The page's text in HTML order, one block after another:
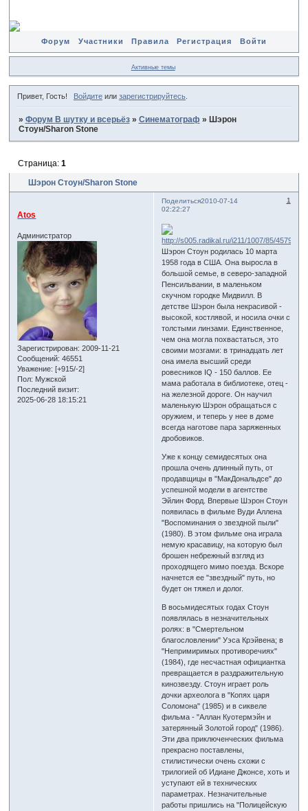
Форум Участники Правила Регистрация Войти
Активные темы
Привет, Гость! Войдитеили зарегистрируйтесь.
» Форум В шутку и всерьёз » Синематограф » Шэрон
Стоун/Sharon Stone
Шэрон Стоун/Sharon Stone
Страница: 1
Поделиться 1
2010-07-14
02:22:27
Atos
Администратор
Зарегистрирован: 2009-11-21
Сообщений: 46551
Уважение: [+915/-2]
Пол: Мужской
Последний визит:
2025-06-28 18:15:21
Шэрон Стоун родилась 10 марта
1958 года в США. Она выросла в
большой семье, в северо-западной
Пенсильвании, в маленьком
скучном городке Мидвилл. В
детстве Шэрон была некрасивой -
высокой, костлявой, и носила очки с
толстыми линзами. Единственное,
чем она могла похвастаться, это
своими мозгами: в тринадцать лет
она имела высший среди
ровесников IQ - 150 баллов. Ее
мама работала в библиотеке, отец -
на железной дороге. Он научил
маленькую Шэрон обращаться с
оружием, и теперь у нее в доме
всегда наготове пара заряженных
дробовиков.
Уже к концу семидесятых она
прошла очень длинный путь, от
продавщицы в "МакДональдсе" до
успешной модели в агентстве
Эйлин Форд. Впервые Шэрон Стоун
появилась в фильме Вуди Аллена
"Воспоминания о звездной пыли"
(1980). В этом фильме она играла
немую красавицу, на которую был
брошен небрежный взгляд из
проходящего мимо поезда. Вскоре
начнется ее "звездный" путь, но
будет он тяжел и долог.
В восьмидесятых годах Стоун
появлялась в незначительных
ролях: в "Смертельном
благословлении" Уэса Крэйвена; в
"Непримиримых противоречиях"
(1984), где несчастная официантка
превращается в раздражительную
кинозвезду. Стоун играет роль
дочки археолога в "Копях царя
Соломона" (1985) и в сиквеле
фильма - "Аллан Куотермэйн и
затерянный Золотой город" (1986).
Эти два приключенческих фильма
прекрасно поставлены,
стилистически очень схожи с
трилогией об Идиане Джонсе, хоть и
уступают ей в технических
параметрах. Незначительные
работы пришлись на "Полицейскую